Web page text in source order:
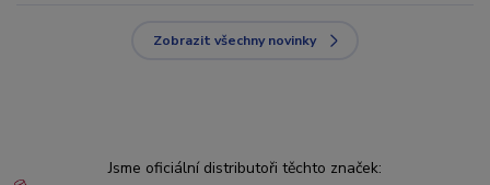
Zobrazit všechny novinky
Jsme oficiální distributoři těchto značek: